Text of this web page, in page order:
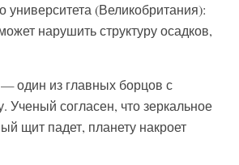
(Великобритания):
нарушить структуру осадков,
один из главных борцов с
Ученый согласен, что зеркальное
щит падет, планету накроет